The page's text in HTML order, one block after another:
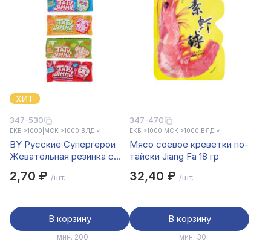
ХИТ
347-530
ЕКБ >1000 МСК >1000 ВЛД ×
BY Русские Супергерои
Жевательная резинка с
арбуз/кола/ананас/банан
2,70 ₽ /шт.
В корзину
мин. 200
347-470
ЕКБ >1000 МСК >1000 ВЛД ×
Мясо соевое креветки по-
тайски Jiang Fa 18 гр
32,40 ₽ /шт.
В корзину
мин. 30